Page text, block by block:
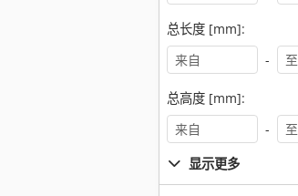
总长度 [mm]:
-
总高度 [mm]:
-
显示更多